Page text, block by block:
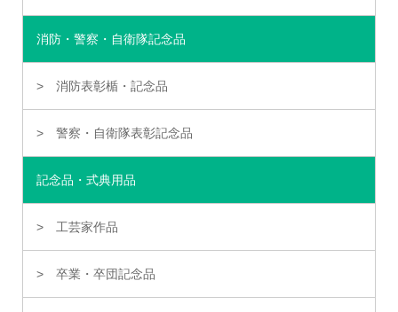
消防・警察・自衛隊記念品
消防表彰楯・記念品
警察・自衛隊表彰記念品
記念品・式典用品
工芸家作品
卒業・卒団記念品